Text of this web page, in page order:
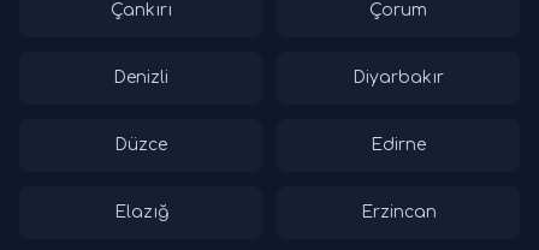
Çankırı Çorum
Denizli Diyarbakır
Düzce Edirne
Elazığ Erzincan